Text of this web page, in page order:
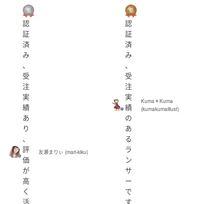
認
証
済
み
、
受
注
実
績
あ
り
、
評
価
が
高
く
活
友瀬まりぃ (mari-kiku)
認
証
済
み
、
受
注
実
績
の
あ
る
ラ
ン
サ
ー
で
す
Kuma＊Kuma
(kumakumaillust)